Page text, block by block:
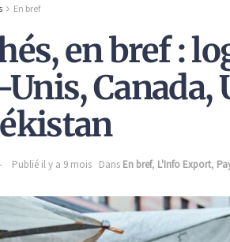
En bref
en bref :
Canada,
Publié il y a 9 mois Dans En bref, L'Info Export,